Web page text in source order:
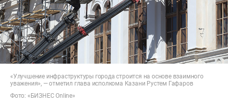
«Улучшение инфраструктуры города строится на основе взаимного
уважения», — отметил глава исполкома Казани Рустем Гафаров
Фото: «БИЗНЕС Online»